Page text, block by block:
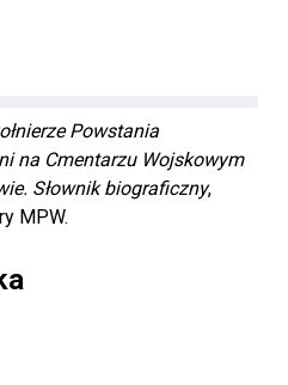
Powstania
na Cmentarzu Wojskowym
Słownik biograficzny,
MPW.